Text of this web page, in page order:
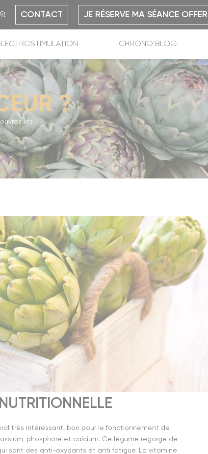
CONTACT JE RÉSERVE MA SÉANCE
CHRONO’BLOG
?
les
très intéressant, bon pour le fonctionnement de
phosphore et calcium. Ce légume regorge de
sont des anti-oxydants et anti fatigue. La vitamine